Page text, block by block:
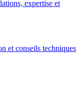
expertise et
et conseils techniques